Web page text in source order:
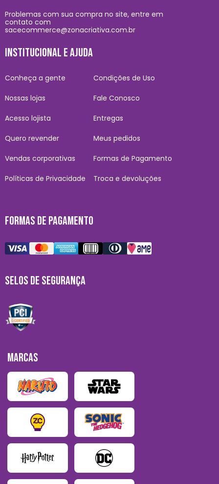
Problemas com sua compra no site, entre em
contato com
sacecommerce@zonacriativa.com.br
INSTITUCIONAL E AJUDA
Conheça a gente
Nossas lojas
Acesso lojista
Quero revender
Vendas corporativas
Políticas de Privacidade
Condições de Uso
Fale Conosco
Entregas
Meus pedidos
Formas de Pagamento
Troca e devoluções
FORMAS DE PAGAMENTO
SELOS DE SEGURANÇA
MARCAS